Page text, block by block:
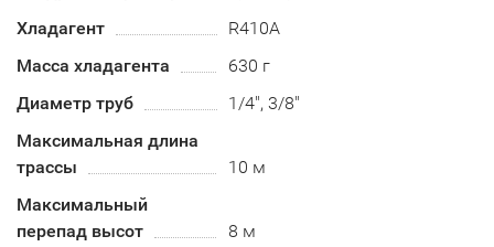
Хладагент
R410А
Масса хладагента
630 г
Диаметр труб
1/4", 3/8"
Максимальная длина
трассы
10 м
Максимальный
перепад высот
8 м